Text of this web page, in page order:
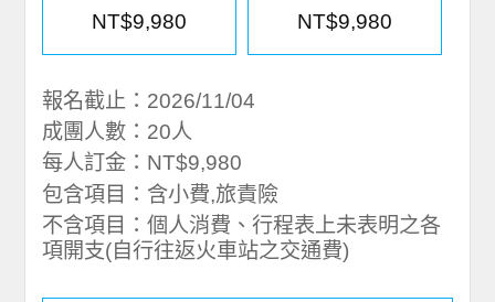
NT$9,980 NT$9,980
報名截止：2026/11/04
成團人數：20人
每人訂金：NT$9,980
包含項目：含小費,旅責險
不含項目：個人消費、行程表上未表明之各
項開支(自行往返火車站之交通費)